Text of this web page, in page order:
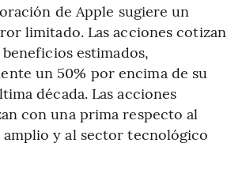
de Apple sugiere un
limitado. Las acciones cotizan
beneficios estimados,
un 50% por encima de su
década. Las acciones
con una prima respecto al
amplio y al sector tecnológico